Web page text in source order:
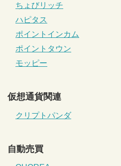
ちょびリッチ
ハピタス
ポイントインカム
ポイントタウン
モッピー
仮想通貨関連
クリプトパンダ
自動売買